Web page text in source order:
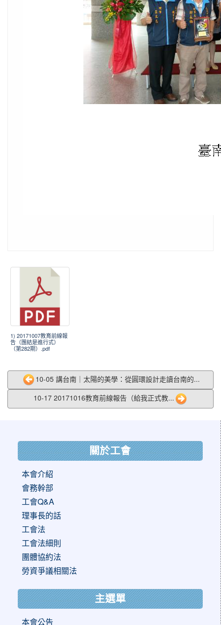
1) 20171007教育前線報
告（團結是進行式）
（第282期）.pdf
10-05 講台南｜太陽的美學：從圓環設計走讀台南的...
10-17 20171016教育前線報告（給我正式教...
關於工會
本會介紹
會務幹部
工會Q&A
理事長的話
工會法
工會法細則
團體協約法
勞資爭議相關法
主選單
本會公告